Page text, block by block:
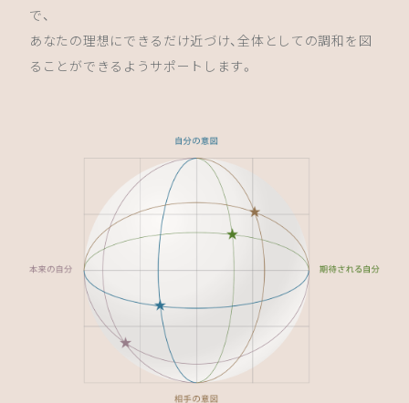
で、
あなたの理想にできるだけ近づけ、全体としての調和を図
ることができるようサポートします。